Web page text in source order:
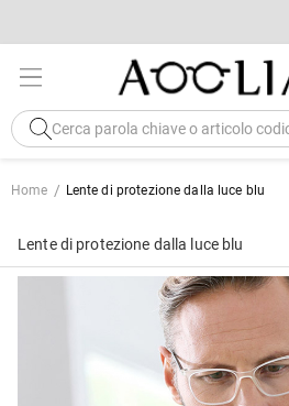
Home Lente di protezione dalla luce blu
Lente di protezione dalla luce blu